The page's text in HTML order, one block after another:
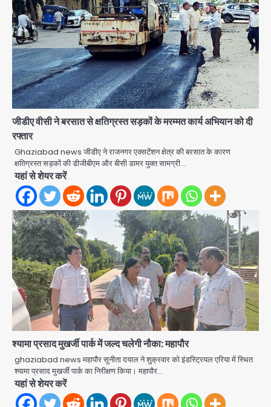
जीडीए वीसी ने बरसात से क्षतिग्रस्त सड़कों के मरम्मत कार्य अभियान को दी
रफ्तार
Ghaziabad news जीडीए ने राजनगर एक्सटेंशन क्षेत्र की बरसात के कारण
क्षतिग्रस्त सड़कों की डीजीबीएम और बीसी डामर युक्त सामग्री…
यहां से शेयर करें
श्यामा प्रसाद मुखर्जी पार्क में जल्द चलेगी नौका: महापौर
ghaziabad news महापौर सुनीता दयाल ने शुक्रवार को इंडस्ट्रियल एरिया में स्थित
श्यामा प्रसाद मुखर्जी पार्क का निरीक्षण किया। महापौर…
यहां से शेयर करें
2
Road accidents wreak havoc
in Uttar Pradesh: अतीक अहमद के बेटे
अबान की मौत, हमीरपुर में बस-टैंकर भिड़ंत में
तीन की जान गई
Avinash Kumar
GBU Noida AI Centre: जीबीयू में बनेगा
एआई और ग्रीन स्किल्स सेंटर, यूपी के 15 हजार